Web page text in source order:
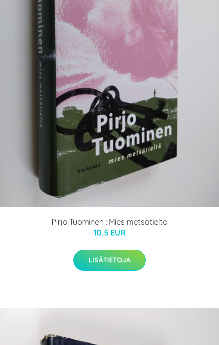
Pirjo Tuominen : Mies metsätieltä
10.5 EUR
LISÄTIETOJA